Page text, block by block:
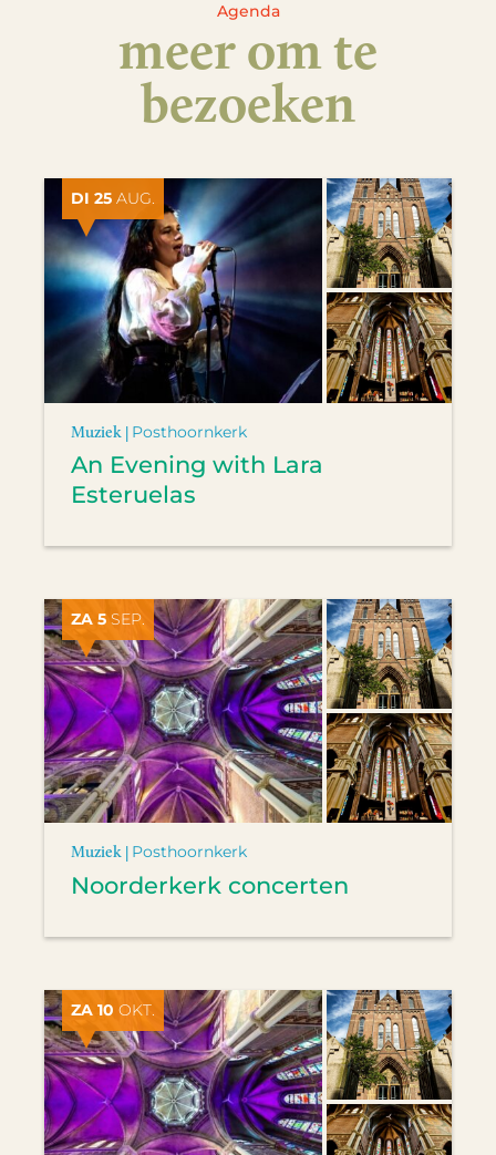
Agenda
meer om te
bezoeken
DI 25 AUG.
Muziek | Posthoornkerk
An Evening with Lara
Esteruelas
ZA 5 SEP.
Muziek | Posthoornkerk
Noorderkerk concerten
ZA 10 OKT.